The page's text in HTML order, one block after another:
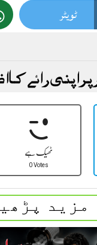
ٹویٹر
اپنی رائے کا
ٹھیک ہے
0 Votes
مزید